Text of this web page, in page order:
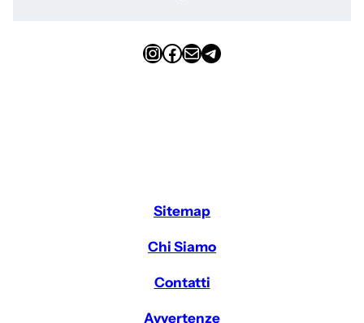
InstagramFacebook Email Telegram
Sitemap
Chi Siamo
Contatti
Avvertenze